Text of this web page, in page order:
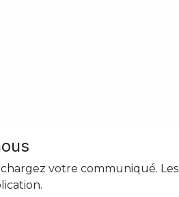
votre communiqué. Les